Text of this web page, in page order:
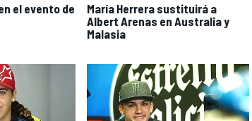
el evento de
María Herrera sustituirá a
Albert Arenas en Australia y
Malasia